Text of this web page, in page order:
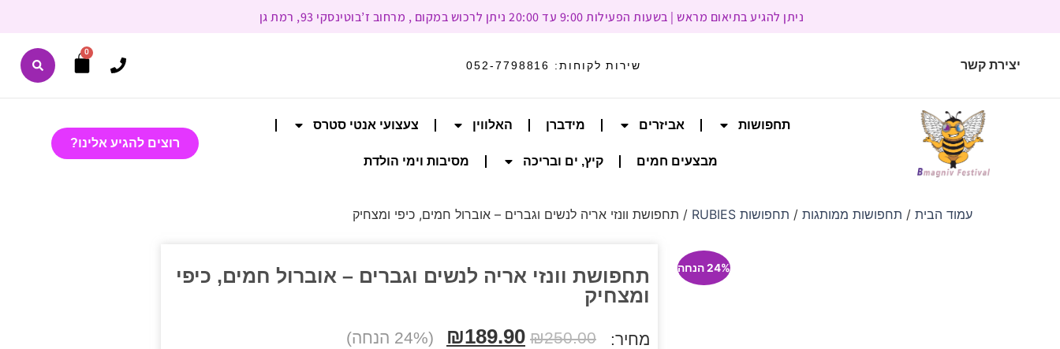
ניתן להגיע בתיאום מראש | בשעות הפעילות 9:00 עד 20:00 ניתן לרכוש במקום , מרחוב ז’בוטינסקי 93, רמת גן
יצירת קשר שירות לקוחות: 052-7798816
0
תחפושות אביזרים מידברן האלווין צעצועי אנטי סטרס
מבצעים חמים קיץ, ים ובריכה מסיבות וימי הולדת
רוצים להגיע אלינו?
עמוד הבית/ תחפושות ממותגות/ תחפושות RUBIES / תחפושת וונזי אריה לנשים וגברים – אוברול חמים, כיפי ומצחיק
24% הנחה
תחפושת וונזי אריה לנשים וגברים – אוברול חמים, כיפי
ומצחיק
מחיר: ₪250.00
₪189.90 (24% הנחה)